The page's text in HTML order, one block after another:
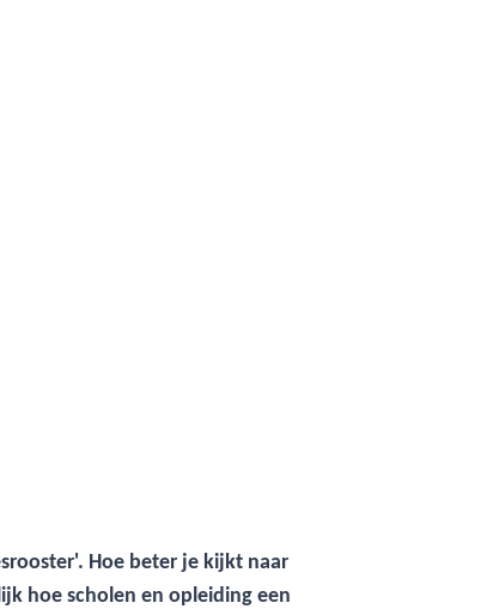
Hoe beter je kijkt naar
hoe scholen en opleiding een